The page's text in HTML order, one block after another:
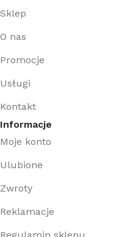
Sklep
O nas
Promocje
Usługi
Kontakt
Informacje
Moje konto
Ulubione
Zwroty
Reklamacje